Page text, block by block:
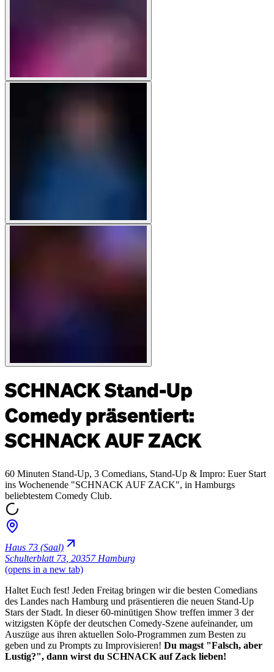
SCHNACK Stand-Up
Comedy präsentiert:
SCHNACK AUF ZACK
60 Minuten Stand-Up, 3 Comedians, Stand-Up & Impro: Euer Start
ins Wochenende "SCHNACK AUF ZACK", in Hamburgs
beliebtestem Comedy Club.
Haus 73 (Saal)
Schulterblatt 73 20357 Hamburg
(opens in a new tab)
Haltet Euch fest! Jeden Freitag bringen wir die besten Comedians
des Landes nach Hamburg und präsentieren die neuen Stand-Up
Stars der Stadt. In dieser 60-minütigen Show treffen immer 3 der
witzigsten Köpfe der deutschen Comedy-Szene aufeinander, um
Auszüge aus ihren aktuellen Solo-Programmen zum Besten zu
geben und zu Prompts zu Improvisieren! Du magst "Falsch, aber
Lustig?", dann wirst du SCHNACK auf Zack lieben!